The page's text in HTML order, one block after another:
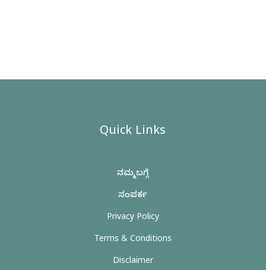
Quick Links
ನಮ್ಮ ಬಗ್ಗೆ
ಸಂಪರ್ಕ
Privacy Policy
Terms & Conditions
Disclaimer